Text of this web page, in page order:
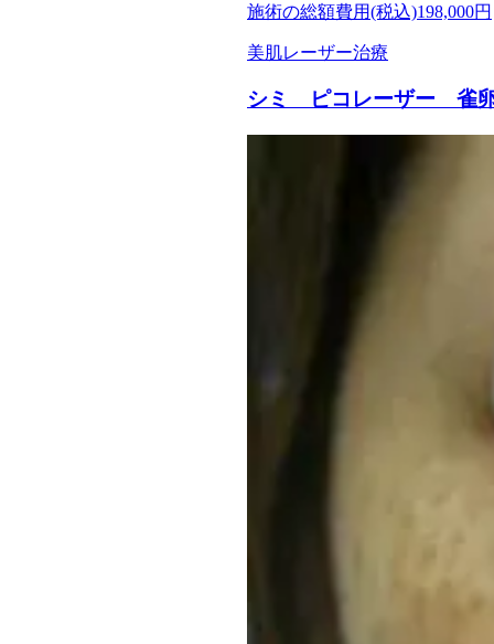
施術の総額費用(税込)198,000円
美肌レーザー治療
シミ ピコレーザー 雀